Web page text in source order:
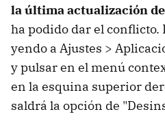
la última actualización
ha podido dar el conflicto.
yendo a Ajustes >
y pulsar en el menú
en la esquina superior
saldrá la opción de